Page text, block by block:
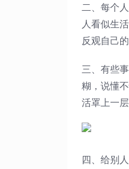
二、每个
人看似生
反观自己
三、有些
糊，说懂
活罩上一
四、给别